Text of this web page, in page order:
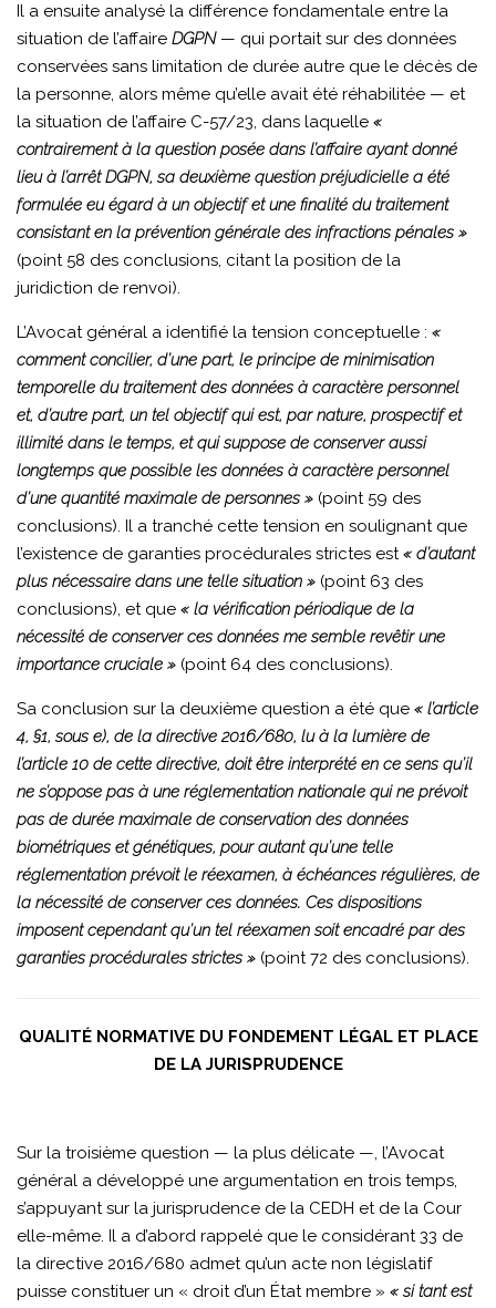
Il a ensuite analysé la différence fondamentale entre la
situation de l’affaire DGPN— qui portait sur des données
conservées sans limitation de durée autre que le décès de
la personne, alors même qu’elle avait été réhabilitée — et
la situation de l’affaire C-57/23, dans laquelle «
contrairement à la question posée dans l’affaire ayant donné
lieu à l’arrêt DGPN, sa deuxième question préjudicielle a été
formulée eu égard à un objectif et une finalité du traitement
consistant en la prévention générale des infractions pénales »
(point 58 des conclusions, citant la position de la
juridiction de renvoi).
L’Avocat général a identifié la tension conceptuelle : «
comment concilier, d’une part, le principe de minimisation
temporelle du traitement des données à caractère personnel
et, d’autre part, un tel objectif qui est, par nature, prospectif et
illimité dans le temps, et qui suppose de conserver aussi
longtemps que possible les données à caractère personnel
d’une quantité maximale de personnes » (point 59 des
conclusions). Il a tranché cette tension en soulignant que
l’existence de garanties procédurales strictes est« d’autant
plus nécessaire dans une telle situation » (point 63 des
conclusions), et que « la vérification périodique de la
nécessité de conserver ces données me semble revêtir une
importance cruciale » (point 64 des conclusions).
Sa conclusion sur la deuxième question a été que « l’article
4, §1, sous e), de la directive 2016/680, lu à la lumière de
l’article 10 de cette directive, doit être interprété en ce sens qu’il
ne s’oppose pas à une réglementation nationale qui ne prévoit
pas de durée maximale de conservation des données
biométriques et génétiques, pour autant qu’une telle
réglementation prévoit le réexamen, à échéances régulières, de
la nécessité de conserver ces données. Ces dispositions
imposent cependant qu’un tel réexamen soit encadré par des
garanties procédurales strictes » (point 72 des conclusions).
QUALITÉ NORMATIVE DU FONDEMENT LÉGAL ET PLACE
DE LA JURISPRUDENCE
Sur la troisième question — la plus délicate —, l’Avocat
général a développé une argumentation en trois temps,
s’appuyant sur la jurisprudence de la CEDH et de la Cour
elle-même. Il a d’abord rappelé que le considérant 33 de
la directive 2016/680 admet qu’un acte non législatif
puisse constituer un « droit d’un État membre » « si tant est